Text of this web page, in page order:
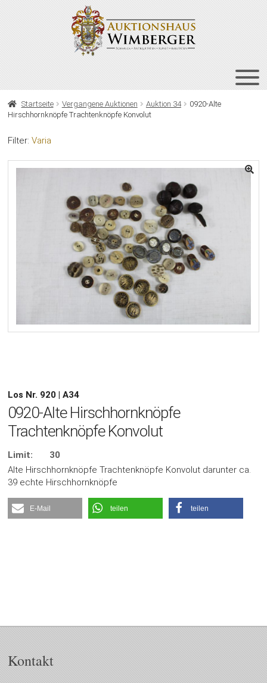
HOME
ÜBER UNS
NEWSLETTER
Startseite Vergangene Auktionen Auktion 34
0920-Alte
Hirschhornknöpfe Trachtenknöpfe Konvolut
Filter:Varia
Los Nr. 920 | A34
0920-Alte Hirschhornknöpfe
Trachtenknöpfe Konvolut
Limit:
30
Alte Hirschhornknöpfe Trachtenknöpfe Konvolut darunter ca.
39 echte Hirschhornknöpfe
E-Mail teilen teilen
Kontakt